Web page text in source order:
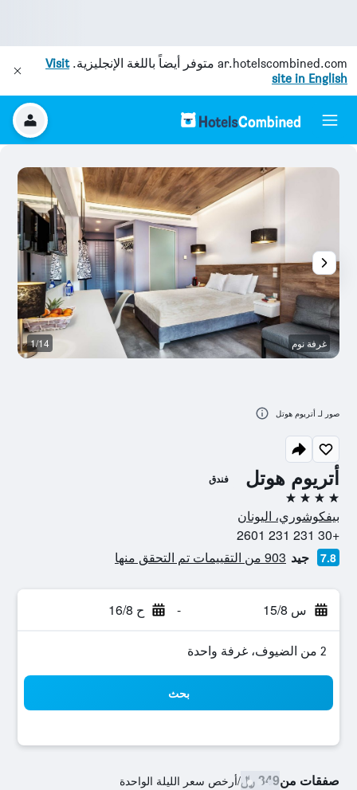
ar.hotelscombined.com متوفر أيضاً باللغة الإنجليزية.Visit
site in English
أتريوم هوتل فندق
4 نجوم
بيفكوشوري، اليونان
+30 231 231 2601
7.8 جيد 903 من التقييمات تم التحقق منها
س 15/8 - ح 16/8
2 من الضيوف، غرفة واحدة
بحث
صفقات من349 ﷼ /أرخص سعر الليلة الواحدة
غرفة نوم 1/14
صور لـ أتريوم هوتل